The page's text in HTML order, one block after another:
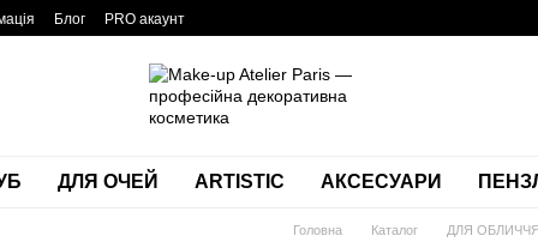
Блог PRO акаунт
ДЛЯ ОЧЕЙ ARTISTIC АКСЕСУАРИ
Головна Каталог
ДЛЯ